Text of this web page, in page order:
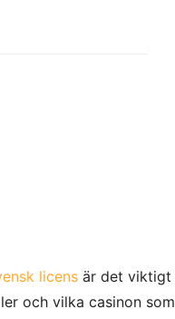
licensär det viktigt
och vilka casinon som